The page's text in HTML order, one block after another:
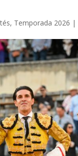
, Temporada 2026 |